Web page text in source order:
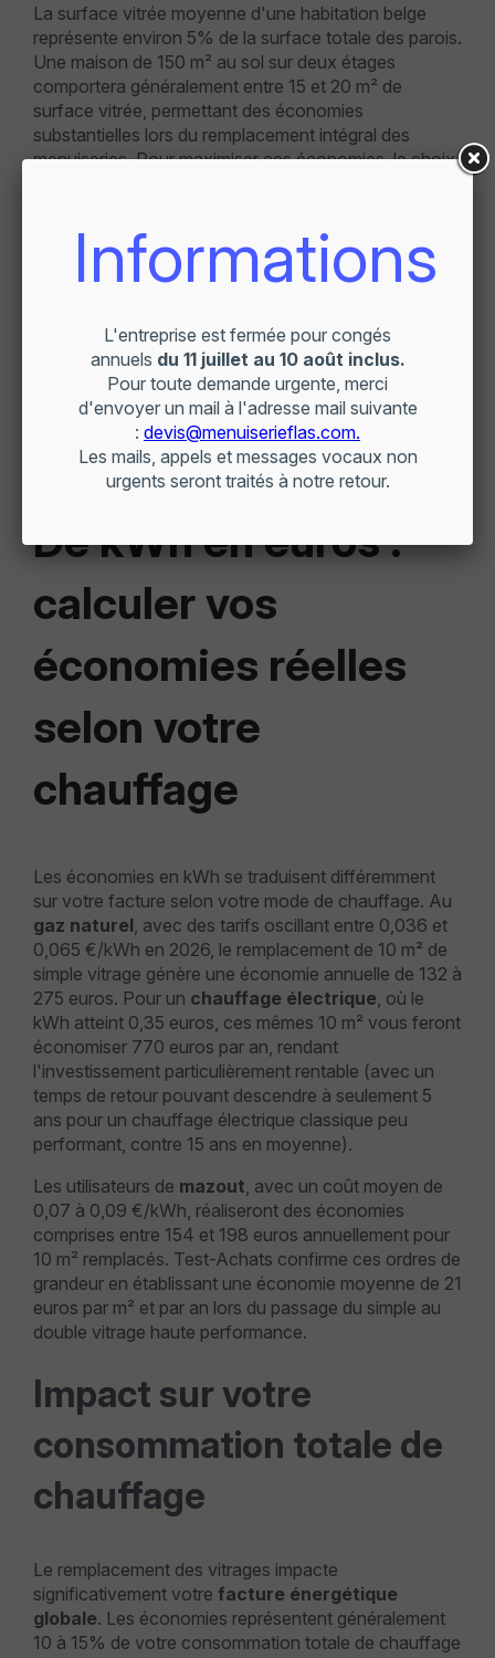
La surface vitrée moyenne d'une habitation belge
représente environ 5% de la surface totale des parois.
Une maison de 150 m² au sol sur deux étages
comportera généralement entre 15 et 20 m² de
surface vitrée, permettant des économies
substantielles lors du remplacement intégral des
menuiseries. Pour maximiser ces économies, le choix
les grandes ouvertures orientées nord.
Si votre budget de rénovation est limité,
prioritaire avant le remplacement des fenêtres.
L'isolation du toit génère en effet 2 000 à 4 000
kWh/an d'économies (200 à 400 m³ de gaz), offrant
un retour sur investissement plus rapide. Combiner
ensuite isolation du toit et remplacement des vitrages
maximise l'efficacité globale de votre rénovation
énergétique.
De kWh en euros :
calculer vos
économies réelles
selon votre
chauffage
Les économies en kWh se traduisent différemment
sur votre facture selon votre mode de chauffage. Au
gaz naturel , avec des tarifs oscillant entre 0,036 et
0,065 €/kWh en 2026, le remplacement de 10 m² de
simple vitrage génère une économie annuelle de 132 à
275 euros. Pour un chauffage électrique , où le
kWh atteint 0,35 euros, ces mêmes 10 m² vous feront
économiser 770 euros par an, rendant
l'investissement particulièrement rentable (avec un
temps de retour pouvant descendre à seulement 5
ans pour un chauffage électrique classique peu
performant, contre 15 ans en moyenne).
Les utilisateurs de mazout , avec un coût moyen de
0,07 à 0,09 €/kWh, réaliseront des économies
comprises entre 154 et 198 euros annuellement pour
10 m² remplacés. Test-Achats confirme ces ordres de
grandeur en établissant une économie moyenne de 21
euros par m² et par an lors du passage du simple au
double vitrage haute performance.
Impact sur votre
consommation totale de
chauffage
Le remplacement des vitrages impacte
significativement votre facture énergétique
globale. Les économies représentent généralement
10 à 15% de votre consommation totale de chauffage